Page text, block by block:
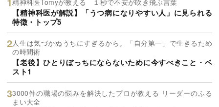
【精神科医が解説】「うつ病になりやすい人」に見られる
特徴・トップ5
人生は気づかぬうちにすぎるから。「自分第一」で生きるため
の時間術
【老後】ひとりぼっちにならないために今すべきこと・ベ
スト1
3000件の職場の悩みを解決したプロが教える リーダーのふる
まい大全